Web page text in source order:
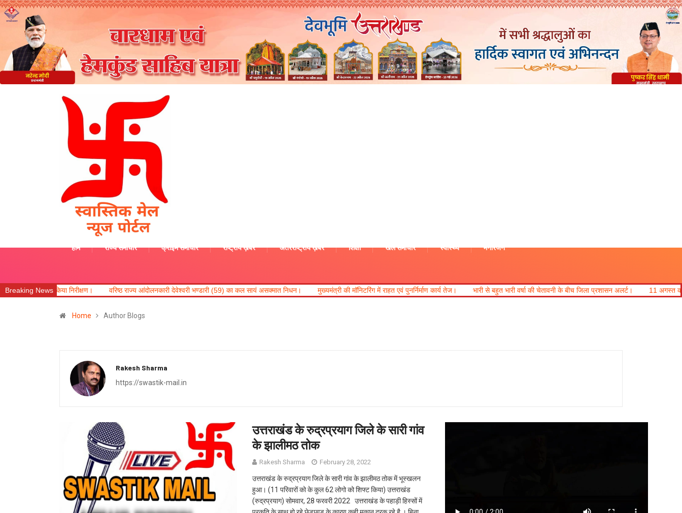
होम राज्य समाचार क्राइम समाचार राष्ट्रीय ख़बरें अंतरराष्ट्रीय ख़बरें शिक्षा खेल समाचार स्वास्थ्य मनोरंजन
Breaking Newsवरिष्ठ राज्य आंदोलनकारी देवेश्वरी भण्डारी (59) का कल सायं असक्मात निधन। मुख्यमंत्री की मॉनिटरिंग में राहत एवं पुनर्निर्माण कार्य तेज। भारी से बहुत भारी वर्षा की चेतावनी के बीच जिला प्रशासन अलर्ट। 11 अगस्त को देहरादून में लगेगा
Home Author Blogs
Rakesh Sharma
https://swastik-mail.in
उत्तराखंड के रुद्रप्रयाग जिले के सारी गांव
के झालीमठ तोक
Rakesh Sharma February 28, 2022
उत्तराखंड के रुद्रप्रयाग जिले के सारी गांव के झालीमठ तोक में भूस्खलन
हुआ। (11 परिवारों को के कुल 62 लोगो को शिफ्ट किया) उत्तराखंड
(रुद्रप्रयाग) सोमवार, 28 फरवरी 2022 उत्तराखंड के पहाड़ी हिस्सों में